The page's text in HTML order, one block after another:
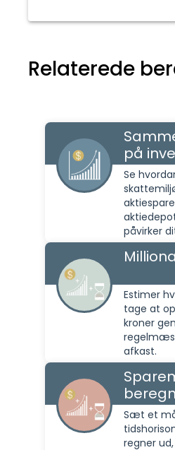
Relaterede
på
Se
påvirker
Estimer
tage at
kroner
afkast.
Sæt et
regner